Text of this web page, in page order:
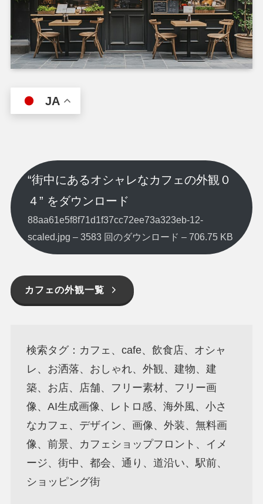
JA
“街中にあるオシャレなカフェの外観０
４” をダウンロード
88aa61e5f8f71d1f37cc72ee73a323eb-12-
scaled.jpg – 3583 回のダウンロード – 706.75 KB
カフェの外観一覧
検索タグ：カフェ、cafe、飲食店、オシャ
レ、お洒落、おしゃれ、外観、建物、建
築、お店、店舗、フリー素材、フリー画
像、AI生成画像、レトロ感、海外風、小さ
なカフェ、デザイン、画像、外装、無料画
像、前景、カフェショップフロント、イメ
ージ、街中、都会、通り、道沿い、駅前、
ショッピング街